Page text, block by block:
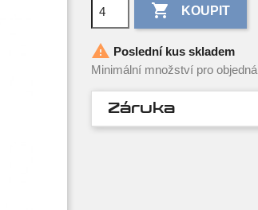
 KOUPIT
 Poslední kus skladem
Minimální množství pro
Záruka